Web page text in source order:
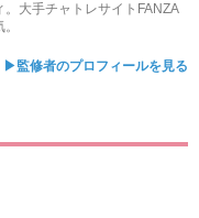
大手チャトレサイトFANZA
▶監修者のプロフィールを見る